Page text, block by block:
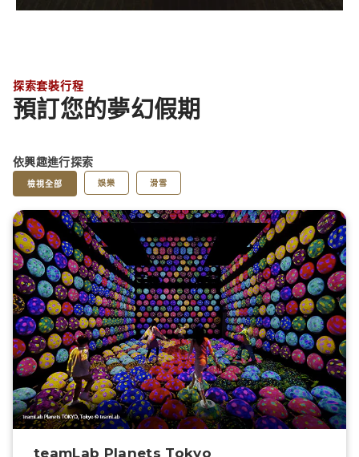
探索套裝行程
預訂您的夢幻假期
依興趣進行探索
檢視全部 娛樂 滑雪
teamLab Planets Tokyo